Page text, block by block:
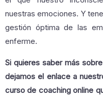
nuestras emociones. Y
gestión óptima de las
enferme.
Si quieres saber más
dejamos el enlace a
curso de coaching online